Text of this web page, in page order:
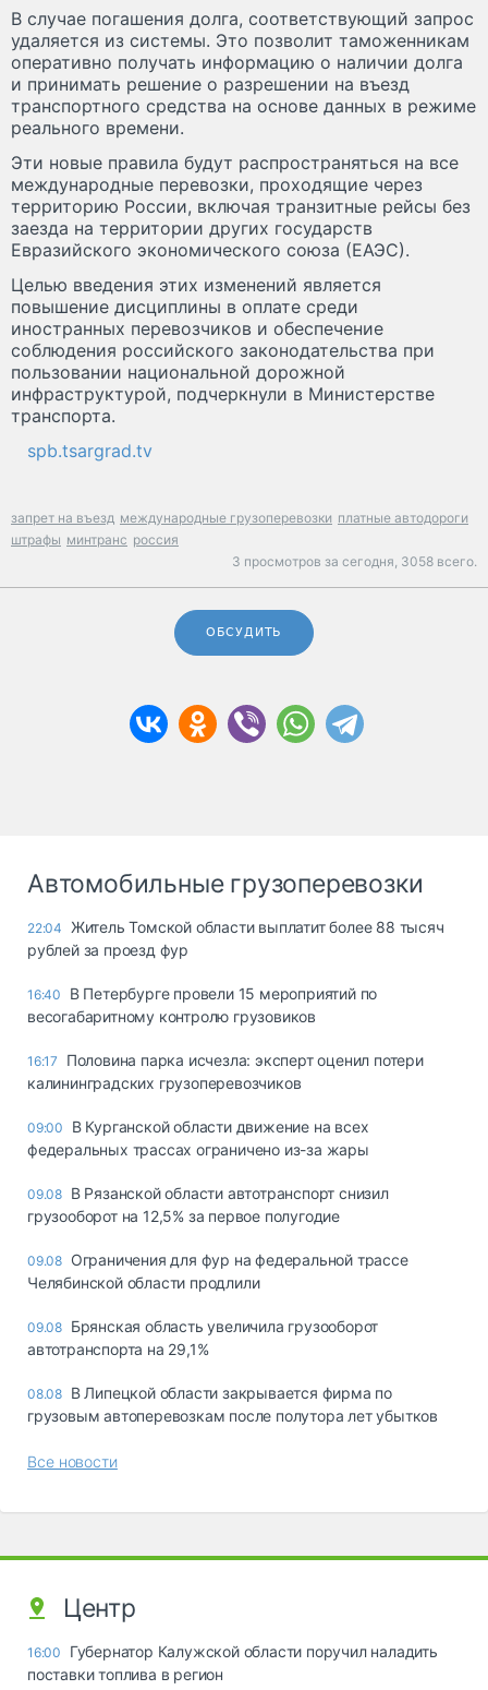
В случае погашения долга, соответствующий запрос
удаляется из системы. Это позволит таможенникам
оперативно получать информацию о наличии долга
и принимать решение о разрешении на въезд
транспортного средства на основе данных в режиме
реального времени.
Эти новые правила будут распространяться на все
международные перевозки, проходящие через
территорию России, включая транзитные рейсы без
заезда на территории других государств
Евразийского экономического союза (ЕАЭС).
Целью введения этих изменений является
повышение дисциплины в оплате среди
иностранных перевозчиков и обеспечение
соблюдения российского законодательства при
пользовании национальной дорожной
инфраструктурой, подчеркнули в Министерстве
транспорта.
spb.tsargrad.tv
запрет на въезд международные грузоперевозки платные автодороги
штрафы минтранс россия
3 просмотров за сегодня, 3058 всего.
ОБСУДИТЬ
Автомобильные грузоперевозки
22:04
Житель Томской области выплатит более 88 тысяч
рублей за проезд фур
16:40
В Петербурге провели 15 мероприятий по
весогабаритному контролю грузовиков
16:17
Половина парка исчезла: эксперт оценил потери
калининградских грузоперевозчиков
09:00
В Курганской области движение на всех
федеральных трассах ограничено из-за жары
09.08 В Рязанской области автотранспорт снизил
грузооборот на 12,5% за первое полугодие
09.08 Ограничения для фур на федеральной трассе
Челябинской области продлили
09.08 Брянская область увеличила грузооборот
автотранспорта на 29,1%
08.08 В Липецкой области закрывается фирма по
грузовым автоперевозкам после полутора лет убытков
Все новости
Центр
16:00
Губернатор Калужской области поручил наладить
поставки топлива в регион